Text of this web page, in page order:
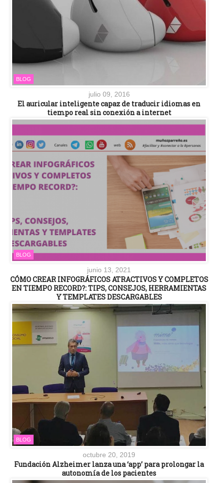
BLOG
julio 09, 2016
El auricular inteligente capaz de traducir idiomas en
tiempo real sin conexión a internet
BLOG
junio 13, 2021
CÓMO CREAR INFOGRÁFICOS ATRACTIVOS Y COMPLETOS
EN TIEMPO RECORD?: TIPS, CONSEJOS, HERRAMIENTAS
Y TEMPLATES DESCARGABLES
BLOG
octubre 20, 2019
Fundación Alzheimer lanza una ‘app’ para prolongar la
autonomía de los pacientes